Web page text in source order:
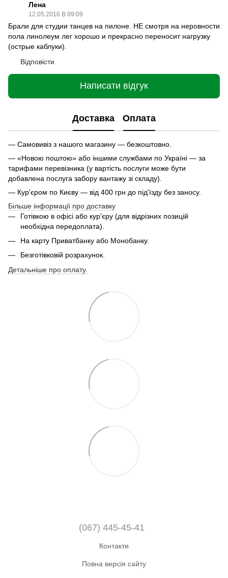
Лена
12.05.2016 В 09:09
Брали для студии танцев на пилоне. НЕ смотря на неровности
пола линолеум лег хорошо и прекрасно переносит нагрузку
(острые каблуки).
Відповісти
Написати відгук
Доставка Оплата
— Самовивіз з нашого магазину — безкоштовно.
— «Новою поштою» або іншими службами по Україні — за
тарифами перевізника (у вартість послуги може бути
добавлена послуга забору вантажу зі складу).
— Кур'єром по Києву — від 400 грн до під'їзду без заносу.
Більше інформації про доставку
Готівкою в офісі або кур'єру (для відрізних позицій
необхідна передоплата).
На карту Приватбанку або Монобанку.
Безготівковій розрахунок.
Детальніше про оплату.
(067) 445-45-41
Контакти
Повна версія сайту